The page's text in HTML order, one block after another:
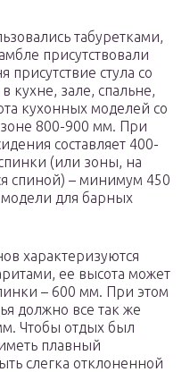
табуретками,
присутствовали
присутствие стула со
кухне, зале, спальне,
кухонных моделей со
800-900 мм. При
составляет 400-
(или зоны, на
спиной) – минимум 450
для барных
характеризуются
ее высота может
– 600 мм. При этом
должно все так же
Чтобы отдых был
плавный
слегка отклоненной